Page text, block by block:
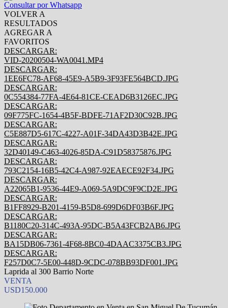
Consultar por Whatsapp
VOLVER A
RESULTADOS
AGREGAR A
FAVORITOS
DESCARGAR:
VID-20200504-WA0041.MP4
DESCARGAR:
1EE6FC78-AF68-45E9-A5B9-3F93FE564BCD.JPG
DESCARGAR:
0C554384-77FA-4E64-81CE-CEAD6B3126EC.JPG
DESCARGAR:
09F775FC-1654-4B5F-BDFE-71AF2D30C92B.JPG
DESCARGAR:
C5E887D5-617C-4227-A01F-34DA43D3B42E.JPG
DESCARGAR:
32D40149-C463-4026-85DA-C91D58375876.JPG
DESCARGAR:
793C2154-16B5-42C4-A987-92EAECE92F34.JPG
DESCARGAR:
A22065B1-9536-44E9-A069-5A9DC9F9CD2E.JPG
DESCARGAR:
B1FF8929-B201-4159-B5D8-699D6DF03B6F.JPG
DESCARGAR:
B1180C20-314C-493A-95DC-B5A43FCB2AB6.JPG
DESCARGAR:
BA15DB06-7361-4F68-8BC0-4DAAC3375CB3.JPG
DESCARGAR:
F257D0C7-5E00-448D-9CDC-078BB93DF001.JPG
Laprida al 300 Barrio Norte
VENTA
USD150.000